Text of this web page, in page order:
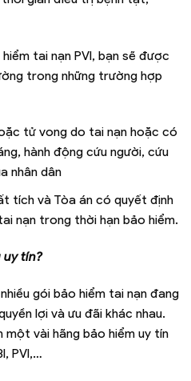
tai nạn PVI, bạn sẽ được
trong những trường hợp
tử vong do tai nạn hoặc có
hành động cứu người, cứu
nhân dân
tích và Tòa án có quyết định
nạn trong thời hạn bảo hiểm.
uy tín?
gói bảo hiểm tai nạn đang
lợi và ưu đãi khác nhau.
vài hãng bảo hiểm uy tín
PVI,…